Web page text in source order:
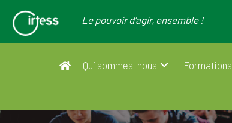
Le pouvoir d’agir, ensemble !
Qui sommes-nous Formations